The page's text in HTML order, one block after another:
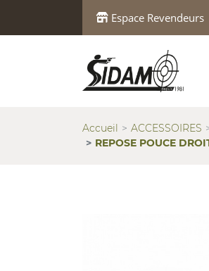
Espace Revendeurs
Accueil ACCESSOIRES
REPOSE POUCE